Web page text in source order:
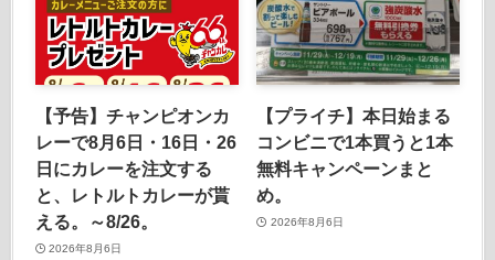
【予告】チャンピオンカ
レーで8月6日・16日・26
日にカレーを注文する
と、レトルトカレーが貰
える。～8/26。
2026年8月6日
【プライチ】本日始まる
コンビニで1本買うと1本
無料キャンペーンまと
め。
2026年8月6日